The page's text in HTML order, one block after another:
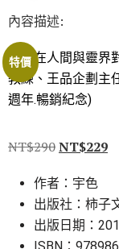
內容描述:
特價
NT$290NT$229
作者：宇色
出版社：柿子
出版日期：